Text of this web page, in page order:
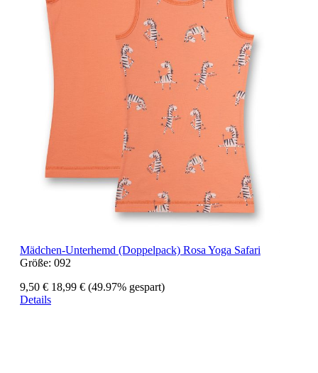
Mädchen-Unterhemd (Doppelpack) Rosa Yoga Safari
Größe: 092
9,50 € 18,99 € (49.97% gespart)
Details